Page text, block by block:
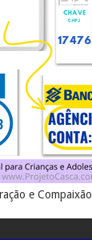
e Compaixão